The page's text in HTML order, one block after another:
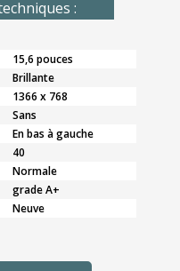
:
15,6 pouces
Brillante
1366 x 768
Sans
En bas à gauche
40
Normale
grade A+
Neuve